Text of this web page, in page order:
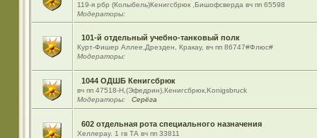
119-я рбр (Колыбель)Кенигсбрюк ,Бишофсверда вч пп 65598
Модераторы:
101-й отдельный учебно-танковый полк
Курт-Фишер Аллее,Дрезден, Кракау, вч пп 86747#Флюс#
Модераторы:
1044 ОДШБ Кенигсбрюк
вч пп 47518-Н,(Эфедрин),Кенигсбрюк,Konigsbruck
Модераторы:
Серёга
602 отдельная рота специального назначения
Хеллерау. 1 гв ТА вч пп 33811